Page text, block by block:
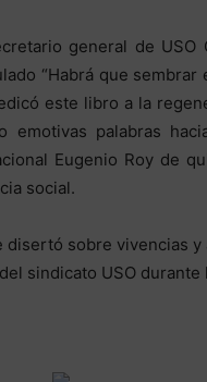
general de USO
“Habrá que
este libro a la
emotivas palabras
Eugenio Roy de
social.
sobre vivencias
sindicato USO durante